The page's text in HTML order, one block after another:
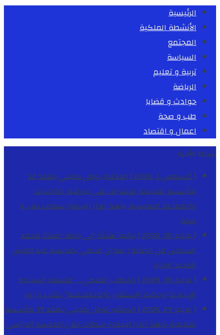
الرئيسية
الأنشطة الملكية
المجتمع
السياسة
تربية و تعليم
الرياضة
حوادث و قضايا
طب و صحة
اعمال و اقتصاد
شريط الأخبار
[ أغسطس 1, 2026 ]
الدكتور نوفل كديلي يتفقد 12
مؤسسة تعليمية للإشراف على مراقبة الداخليات
والمطاعم المدرسية بجهة الدار البيضاء-سطاتطب و
صحة
[ يوليو 30, 2026 ]
برقية تهنئة الى جلالة الملك محمد
السادس من الدكتور رضوان غنيمي بمناسبة عيد العرش
المجيدالاخبار
[ يوليو 30, 2026 ]
الخطاب الملكي .. “فلسفة السيادة
الإيجابية وجدلية الاستقرار والديناميكية”كتاب و اراء
[ يوليو 29, 2026 ]
الدكتور نوفل كديلي يتفقد 39 مؤسسة
تعليمية بجهة الدار البيضاء-سطات خلال الموسم الدراسي